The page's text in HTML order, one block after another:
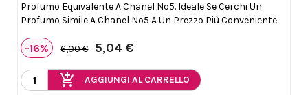
Profumo Equivalente A Chanel Nº5. Ideale Se Cerchi Un
Profumo Simile A Chanel Nº5 A Un Prezzo Più Conveniente.
-16% 6,00 € 5,04 €
add_shopping_cart AGGIUNGI AL CARRELLO